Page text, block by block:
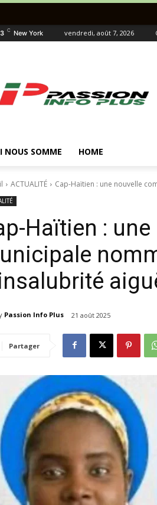
C New York vendredi, août 7, 2026
NOUS SOMME HOME
ACTUALITÉ Cap-Haïtien : une nouvelle
Haïtien :
Passion Info Plus 21 août 2025
Partager